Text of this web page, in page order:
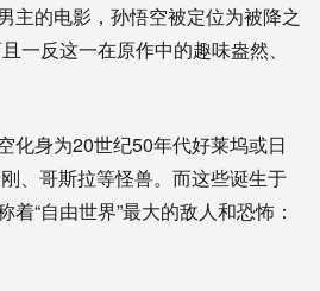
主的电影 ，孙悟空被定位为被降之
一反这一在原作中的趣味盎然、
化身为20世纪50年代好莱坞或日
、 哥斯拉等怪兽。而这些诞生于
“自由世界”最大的敌人和恐怖：